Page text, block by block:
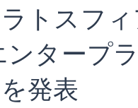
トスフ
ンタープ
発表